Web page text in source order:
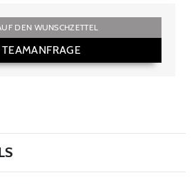
DEN WUNSCHZETTEL
TEAMANFRAGE